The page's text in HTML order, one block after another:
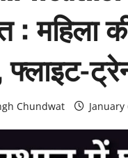
महिला
Chundwat January